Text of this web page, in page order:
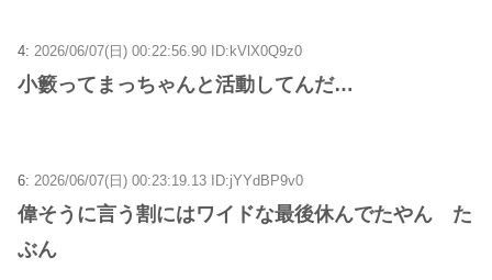
4: 2026/06/07(日) 00:22:56.90 ID:kVlX0Q9z0
小籔ってまっちゃんと活動してんだ…
6: 2026/06/07(日) 00:23:19.13 ID:jYYdBP9v0
偉そうに言う割にはワイドな最後休んでたやん た
ぶん